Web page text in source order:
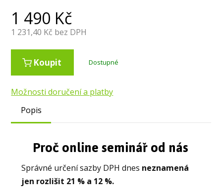
1 490 Kč
1 231,40 Kč bez DPH
Koupit Dostupné
Možnosti doručení a platby
Popis
Proč online seminář od nás
Správné určení sazby DPH dnes neznamená
jen rozlišit 21 % a 12 %.